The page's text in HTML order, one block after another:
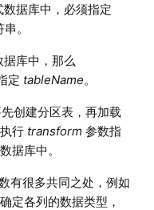
据库中，必须指定
。
库中，那么
定 tableName。
创建分区表，再加载
行 transform参数指
据库中。
有很多共同之处，例如
定各列的数据类型，